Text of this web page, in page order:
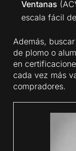
Ventanas
escala fácil
Además,
de plomo o
en
cada vez más
compradores.